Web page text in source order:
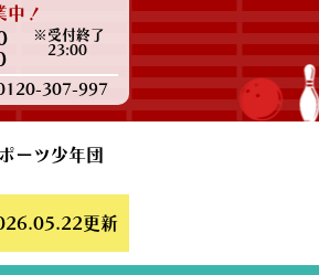
中！
※受付終了
23:00
307-997
ーツ少年団
更新